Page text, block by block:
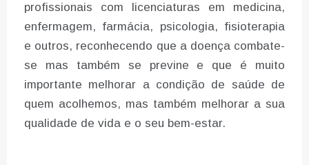
profissionais com licenciaturas em medicina,
enfermagem, farmácia, psicologia, fisioterapia
e outros, reconhecendo que a doença combate-
se mas também se previne e que é muito
importante melhorar a condição de saúde de
quem acolhemos, mas também melhorar a sua
qualidade de vida e o seu bem-estar.